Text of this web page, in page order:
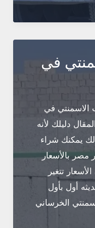
في
الاسمنتي في
دليلك لأنه
يمكنك شراء
بالأسعار
تتغير
أول بأول
الخرساني